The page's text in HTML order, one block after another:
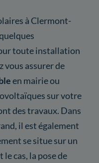
à Clermont-
toute installation
vous assurer de
en mairie ou
sur votre
des travaux. Dans
il est également
se situe sur un
le cas, la pose de